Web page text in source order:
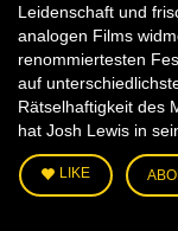
Leidenschaft und
analogen Films
renommiertesten
auf
Rätselhaftigkeit des
hat Josh Lewis in
LIKE